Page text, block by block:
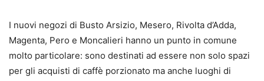
I nuovi negozi di Busto Arsizio, Mesero, Rivolta d’Adda,
Magenta, Pero e Moncalieri hanno un punto in comune
molto particolare: sono destinati ad essere non solo spazi
per gli acquisti di caffè porzionato ma anche luoghi di